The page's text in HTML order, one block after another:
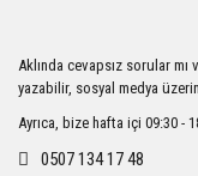
Ürün açıklamasında
Ürün bilgilerinde
Ürün fiyatı diğer
Aklında cevapsız sorular
yazabilir, sosyal medya
Ayrıca, bize hafta içi 09:30 -
0507 134 17 48